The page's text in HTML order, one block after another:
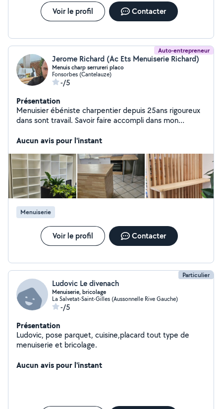
Voir le profil Contacter
Auto-entrepreneur
Jerome Richard (Ac Ets Menuiserie Richard)
Menuis charp serrureri placo
Fonsorbes (Cantelauze)
-/5
Présentation
Menuisier ébéniste charpentier depuis 25ans rigoureux
dans sont travail. Savoir faire accompli dans mon
bientôt
Aucun avis pour l'instant
Menuiserie
Voir le profil Contacter
Particulier
Ludovic Le divenach
Menuiserie, bricolage
La Salvetat-Saint-Gilles (Aussonnelle Rive Gauche)
-/5
Présentation
Ludovic, pose parquet, cuisine,placard tout type de
menuiserie et bricolage.
Aucun avis pour l'instant